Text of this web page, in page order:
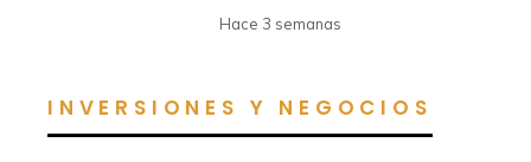
Hace 3 semanas
INVERSIONES Y NEGOCIOS